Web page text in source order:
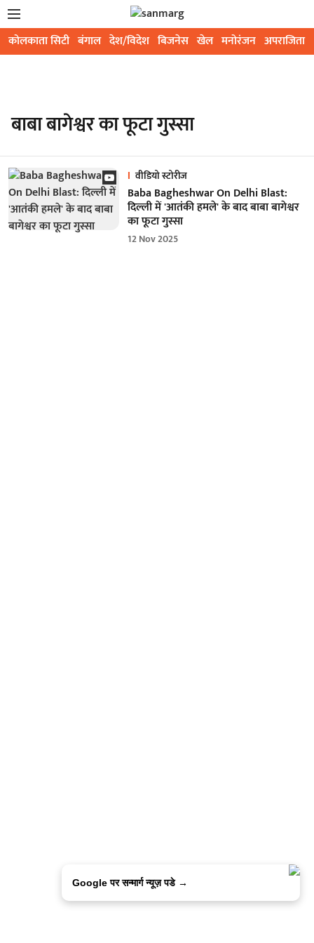
कोलकाता सिटी बंगाल देश/विदेश बिजनेस खेल मनोरंजन अपराजिता
बाबा बागेश्वर का फूटा गुस्सा
वीडियो स्टोरीज
Baba Bagheshwar On Delhi Blast:
दिल्ली में 'आतंकी हमले' के बाद बाबा बागेश्वर
का फूटा गुस्सा
12 Nov 2025
Google पर सन्मार्ग न्यूज़ पडे →